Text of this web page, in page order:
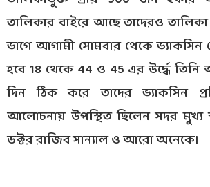
তালিকার বাইরে আছে তাদেরও
ভাগে আগামী সোমবার থেকে
হবে 18 থেকে 44 ও 45 এর উর্দ্ধে
দিন ঠিক করে তাদের ভ্যাকসিন
আলোচনায় উপস্থিত ছিলেন সদর মুখ্য
ডক্টর রাজিব সান্যাল ও আরো অনেকে।